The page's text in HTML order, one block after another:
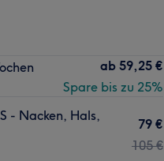
up.
Stil im Mittelpunkt.
und Präzision für
und perfekte
hochwertige
Atmosphäre. Ob
ab 59,25 €
Spare bis zu 25%
- Nacken, Hals,
79 €
105 €